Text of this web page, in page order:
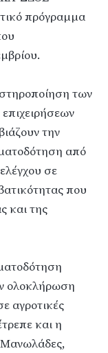
πρόγραμμα
των
την
από
σε
που
και της
ολοκλήρωση
αγροτικές
και η
Μανωλάδες,